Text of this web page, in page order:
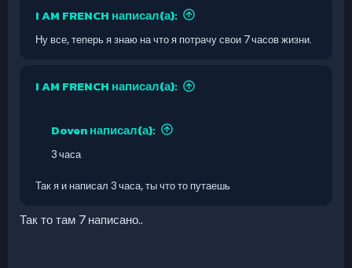
I AM FRENCH написал(а):
Ну все, теперь я знаю на что я потрачу свои 7 часов жизни.
I AM FRENCH написал(а):
Doven написал(а):
3 часа
Так я и написал 3 часа, ты что то путаешь
Так то там 7 написано..